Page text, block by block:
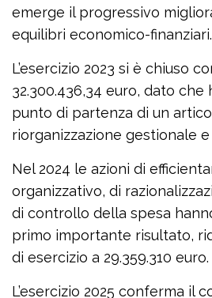
emerge il progressivo
equilibri economico-finanziari.
L’esercizio 2023 si è chiuso
32.300.436,34 euro, dato
punto di partenza di un
riorganizzazione gestionale
Nel 2024 le azioni di
organizzativo, di
di controllo della spesa
primo importante risultato,
di esercizio a 29.359.310 euro.
L’esercizio 2025 conferma il